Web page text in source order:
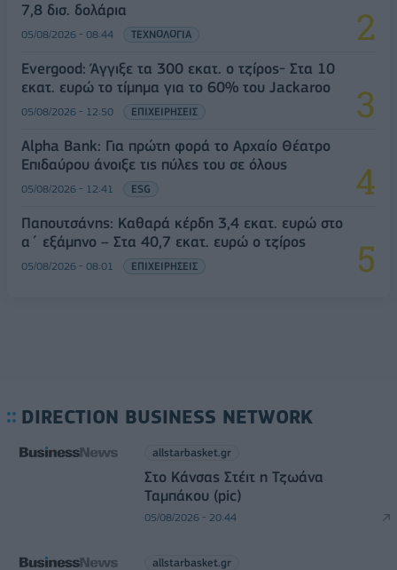
7,8 δισ. δολάρια
05/08/2026 - 08:44 ΤΕΧΝΟΛΟΓΙΑ
Evergood: Άγγιξε τα 300 εκατ. ο τζίρος- Στα 10
εκατ. ευρώ το τίμημα για το 60% του Jackaroo
05/08/2026 - 12:50 ΕΠΙΧΕΙΡΗΣΕΙΣ
Alpha Bank: Για πρώτη φορά το Αρχαίο Θέατρο
Επιδαύρου άνοιξε τις πύλες του σε όλους
05/08/2026 - 12:41 ESG
Παπουτσάνης: Καθαρά κέρδη 3,4 εκατ. ευρώ στο
α΄ εξάμηνο – Στα 40,7 εκατ. ευρώ ο τζίρος
05/08/2026 - 08:01 ΕΠΙΧΕΙΡΗΣΕΙΣ
DIRECTION BUSINESS NETWORK
allstarbasket.gr
Στο Κάνσας Στέιτ η Τζωάνα
Ταμπάκου (pic)
05/08/2026 - 20:44
allstarbasket.gr